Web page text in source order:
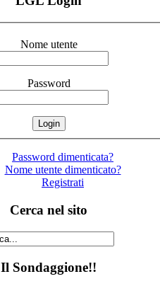
Nome utente
Password
Password dimenticata?
Nome utente dimenticato?
Registrati
Cerca nel sito
Il Sondaggione!!